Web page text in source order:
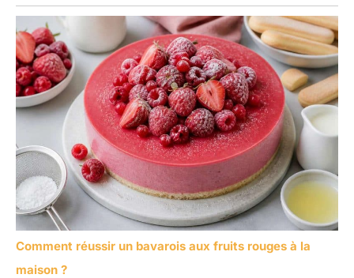
Comment réussir un bavarois aux fruits rouges à la
maison ?